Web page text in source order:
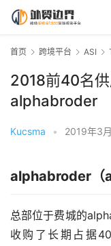
首页 跨境平台 ASI
2018前40名
alphabroder
Kucsma • 2019年3
alphabroder（
总部位于费城的
收购了长期占据